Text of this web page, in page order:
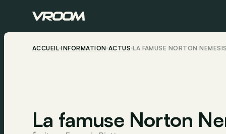
ACCUEIL INFORMATION ACTUS LA FAMUSE NORTON
La famuse Norton